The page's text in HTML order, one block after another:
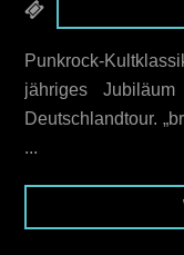
Punkrock-
jähriges
Deutschlandtour.
...